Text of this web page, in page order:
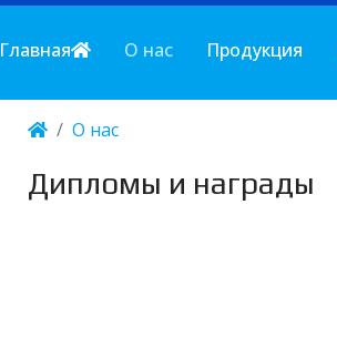
Главная О нас Продукция
О нас
Дипломы и награды